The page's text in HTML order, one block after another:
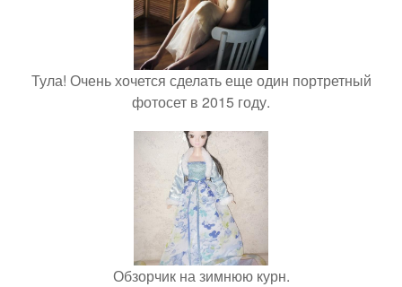
Тула! Очень хочется сделать еще один портретный
фотосет в 2015 году.
Обзорчик на зимнюю курн.